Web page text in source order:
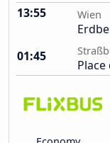
13:55 Wien
01:45